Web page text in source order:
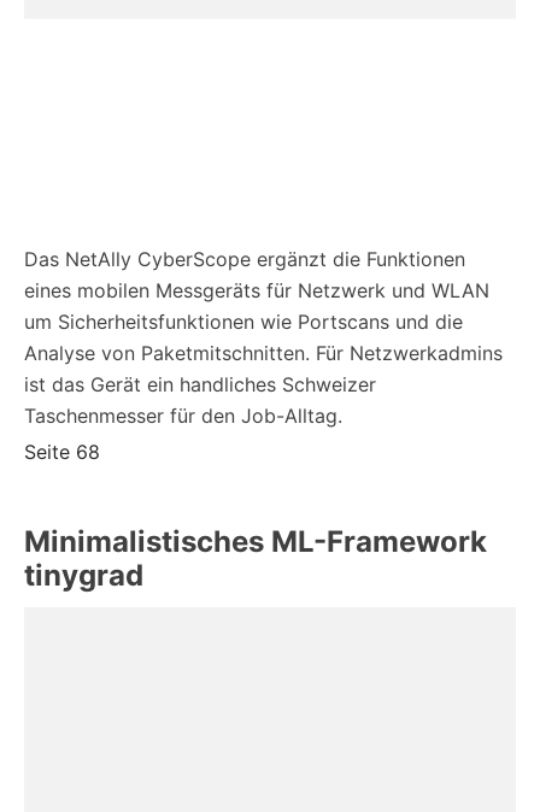
Das NetAlly CyberScope ergänzt die Funktionen
eines mobilen Messgeräts für Netzwerk und WLAN
um Sicherheitsfunktionen wie Portscans und die
Analyse von Paketmitschnitten. Für Netzwerkadmins
ist das Gerät ein handliches Schweizer
Taschenmesser für den Job-Alltag.
Seite 68
Minimalistisches ML-Framework
tinygrad